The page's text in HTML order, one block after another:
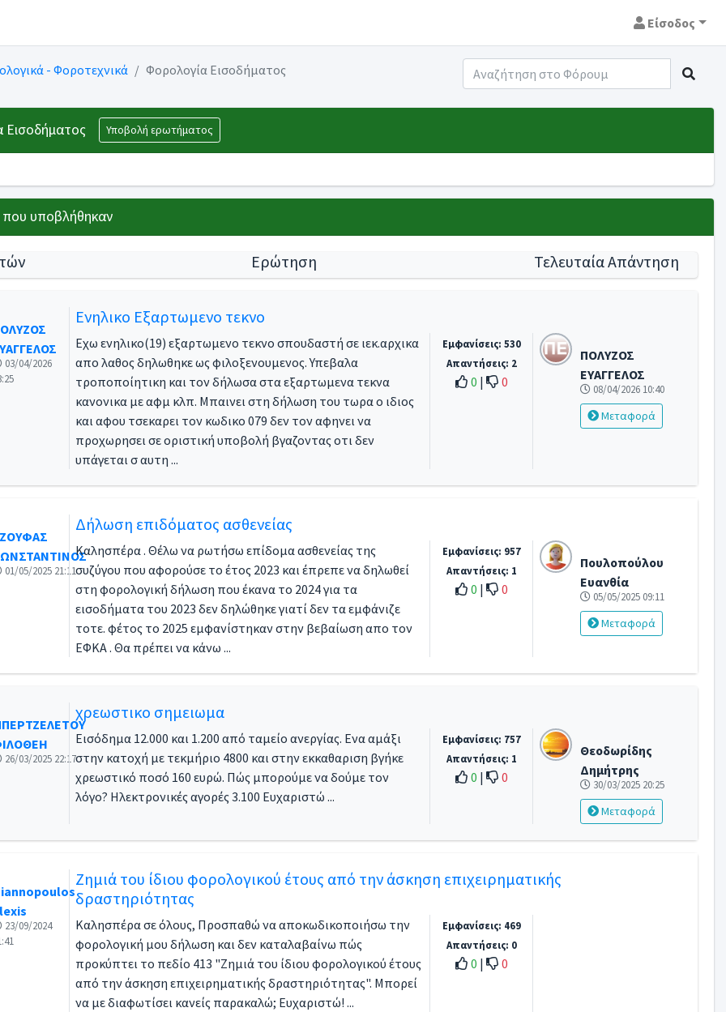
Είσοδος
- Φοροτεχνικά Φορολογία Εισοδήματος
άσκηση επιχειρηματικής δραστηριότητας
ΕΞΩΤΕΡΙΚΟΥ
δωρεάν παραχώρηση )
συμβολαίου
στην Ελλάδα
φόρου εισοδήματος
Εισοδήματος Υποβολή ερωτήματος
που υποβλήθηκαν
Ερώτηση Τελευταία Απάντηση
03/04/2026
Ενηλικο Εξαρτωμενο τεκνο
Εχω ενηλικο(19) εξαρτωμενο τεκνο σπουδαστή σε ιεκ.αρχικα
απο λαθος δηλωθηκε ως φιλοξενουμενος. Υπεβαλα
τροποποίητικη και τον δήλωσα στα εξαρτωμενα τεκνα
κανονικα με αφμ κλπ. Μπαινει στη δήλωση του τωρα ο ιδιος
και αφου τσεκαρει τον κωδικο 079 δεν τον αφηνει να
προχωρησει σε οριστική υποβολή βγαζοντας οτι δεν
υπάγεται σ αυτη ...
Εμφανίσεις: 530
Απαντήσεις: 2
0 | 0
ΠΟΛΥΖΟΣ
ΕΥΑΓΓΕΛΟΣ
08/04/2026 10:40
Μεταφορά
01/05/2025 21:11
Δήλωση επιδόματος ασθενείας
Καλησπέρα . Θέλω να ρωτήσω επίδομα ασθενείας της
συζύγου που αφορούσε το έτος 2023 και έπρεπε να δηλωθεί
στη φορολογική δήλωση που έκανα το 2024 για τα
εισοδήματα του 2023 δεν δηλώθηκε γιατί δεν τα εμφάνιζε
τοτε. φέτος το 2025 εμφανίστηκαν στην βεβαίωση απο τον
ΕΦΚΑ . Θα πρέπει να κάνω ...
Εμφανίσεις: 957
Απαντήσεις: 1
0 | 0
Πουλοπούλου
Ευανθία
05/05/2025 09:11
Μεταφορά
26/03/2025 22:17
χρεωστικο σημειωμα
Εισόδημα 12.000 και 1.200 από ταμείο ανεργίας. Ενα αμάξι
στην κατοχή με τεκμήριο 4800 και στην εκκαθαριση βγήκε
χρεωστικό ποσό 160 ευρώ. Πώς μπορούμε να δούμε τον
λόγο? Ηλεκτρονικές αγορές 3.100 Ευχαριστώ ...
Εμφανίσεις: 757
Απαντήσεις: 1
0 | 0
Θεοδωρίδης
Δημήτρης
30/03/2025 20:25
Μεταφορά
23/09/2024
Ζημιά του ίδιου φορολογικού έτους από την άσκηση επιχειρηματικής
δραστηριότητας
Καλησπέρα σε όλους, Προσπαθώ να αποκωδικοποιήσω την
φορολογική μου δήλωση και δεν καταλαβαίνω πώς
προκύπτει το πεδίο 413 "Ζημιά του ίδιου φορολογικού έτους
από την άσκηση επιχειρηματικής δραστηριότητας". Μπορεί
να με διαφωτίσει κανείς παρακαλώ; Ευχαριστώ! ...
Εμφανίσεις: 469
Απαντήσεις: 0
0 | 0